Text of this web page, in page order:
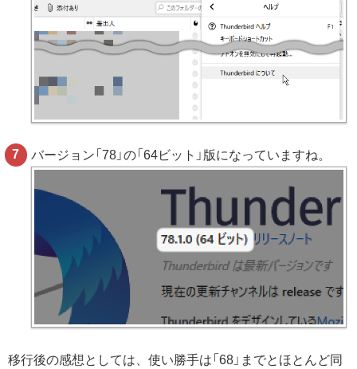
バージョン「78」の「64ビット」版になっていますね。
移行後の感想としては、使い勝手は「68」までとほとんど同